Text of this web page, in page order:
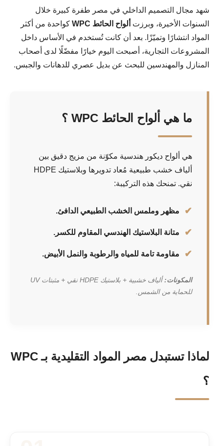
شهد مجال التصميم الداخلي في مصر طفرة كبيرة خلال
السنوات الأخيرة، وبرزت ألواح الحائط WPC
كواحدة من أكثر
المواد انتشارًا وتميّزًا. بعد أن كانت تُستخدم في الأساس داخل
المشروعات التجارية، أصبحت اليوم خيارًا مفضّلًا لدى أصحاب
المنازل والمهندسين للبحث عن بديل عصري للدهانات والجبس.
ما هي ألواح الحائط WPC ؟
هي ألواح ديكور هندسية مكوّنة من مزيج دقيق بين
ألياف خشب طبيعية مُعاد تدويرها وبلاستيك HDPE
نقي. تمنحك هذه التركيبة:
مظهر وملمس الخشب الطبيعي الدافئ.
متانة البلاستيك الهندسي المقاوم للكسر.
مقاومة تامة للمياه والرطوبة والنمل الأبيض.
المكونات:
ألياف خشبية + بلاستيك HDPE نقي + مثبتات UV
للحماية من الشمس.
لماذا تستبدل مصر المواد التقليدية بـ WPC
؟